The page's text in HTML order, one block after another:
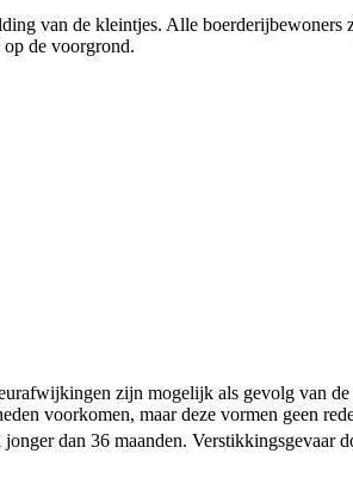
van de kleintjes. Alle
de voorgrond.
zijn mogelijk als gevolg van
voorkomen, maar deze vormen geen
dan 36 maanden. Verstikkingsgevaar